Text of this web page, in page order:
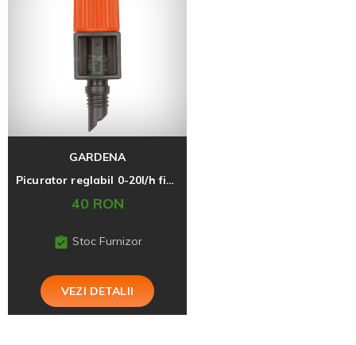
GARDENA
Picurator reglabil 0-20l/h final
40 RON
Stoc Furnizor
VEZI DETALII